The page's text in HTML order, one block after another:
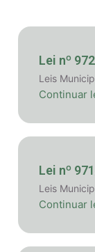
Lei nº
Leis
Continuar
Lei nº
Leis
Continuar